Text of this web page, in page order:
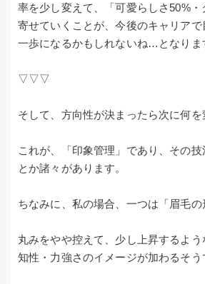
率を少し変えて、「可愛らしさ50%
寄せていくことが、今後のキャリアで
一歩になるかもしれないね…となりま
▽▽▽
そして、方向性が決まったら次に何を
これが、「印象管理」であり、その技
とか諸々があります。
ちなみに、私の場合、一つは「眉毛の
丸みをやや控えて、少し上昇するよう
知性・力強さのイメージが加わるそう